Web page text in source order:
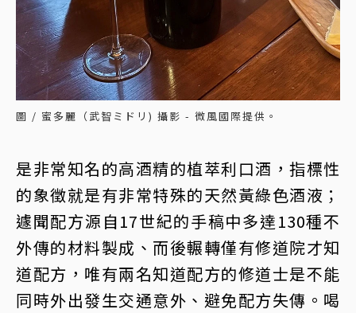
圖 / 蜜多麗（武智ミドリ) 攝影 - 微風國際提供。
是非常知名的高酒精的植萃利口酒，指標性
的象徵就是有非常特殊的天然黃綠色酒液；
遽聞配方源自17世紀的手稿中多達130種不
外傳的材料製成、而後輾轉僅有修道院才知
道配方，唯有兩名知道配方的修道士是不能
同時外出發生交通意外、避免配方失傳。喝